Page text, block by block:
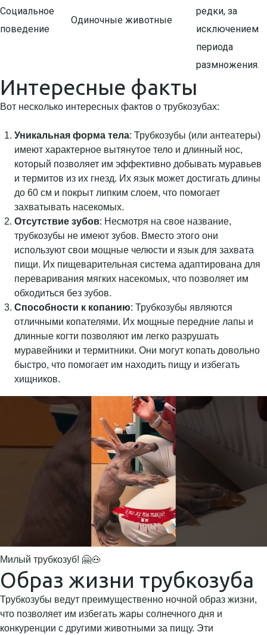
Социальное
поведение
Одиночные животные
редки, за
исключением
периода
размножения.
Интересные факты
Вот несколько интересных фактов о трубкозубах:
Уникальная форма тела: Трубкозубы (или антеатеры)
имеют характерное вытянутое тело и длинный нос,
который позволяет им эффективно добывать муравьев
и термитов из их гнезд. Их язык может достигать длины
до 60 см и покрыт липким слоем, что помогает
захватывать насекомых.
Отсутствие зубов: Несмотря на свое название,
трубкозубы не имеют зубов. Вместо этого они
используют свои мощные челюсти и язык для захвата
пищи. Их пищеварительная система адаптирована для
переваривания мягких насекомых, что позволяет им
обходиться без зубов.
Способности к копанию: Трубкозубы являются
отличными копателями. Их мощные передние лапы и
длинные когти позволяют им легко разрушать
муравейники и термитники. Они могут копать довольно
быстро, что помогает им находить пищу и избегать
хищников.
Милый трубкозуб! 🤗🐽
Образ жизни трубкозуба
Трубкозубы ведут преимущественно ночной образ жизни,
что позволяет им избегать жары солнечного дня и
конкуренции с другими животными за пищу. Эти